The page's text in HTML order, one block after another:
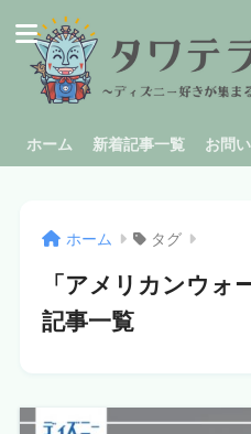
ホーム 新着記事一覧 お問
ホーム タグ
「アメリカンウォ
記事一覧